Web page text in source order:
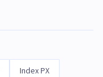
Index PX